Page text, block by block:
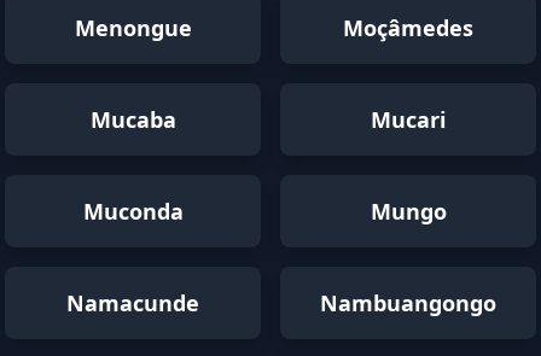
Menongue Moçâmedes
Mucaba Mucari
Muconda Mungo
Namacunde Nambuangongo